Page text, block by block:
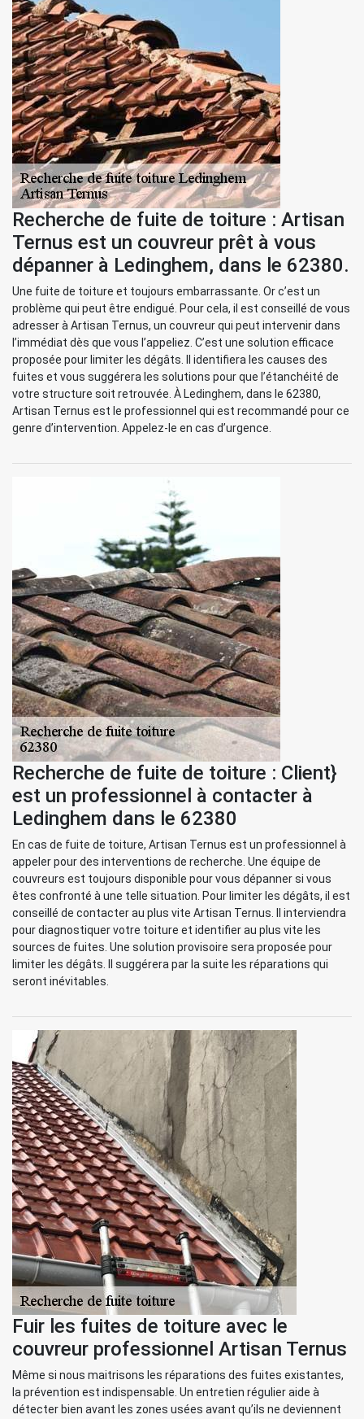
Recherche de fuite de toiture : Artisan
Ternus est un couvreur prêt à vous
dépanner à Ledinghem, dans le 62380.
Une fuite de toiture et toujours embarrassante. Or c’est un
problème qui peut être endigué. Pour cela, il est conseillé de vous
adresser à Artisan Ternus, un couvreur qui peut intervenir dans
l’immédiat dès que vous l’appeliez. C’est une solution efficace
proposée pour limiter les dégâts. Il identifiera les causes des
fuites et vous suggérera les solutions pour que l’étanchéité de
votre structure soit retrouvée. À Ledinghem, dans le 62380,
Artisan Ternus est le professionnel qui est recommandé pour ce
genre d’intervention. Appelez-le en cas d’urgence.
Recherche de fuite de toiture : Client}
est un professionnel à contacter à
Ledinghem dans le 62380
En cas de fuite de toiture, Artisan Ternus est un professionnel à
appeler pour des interventions de recherche. Une équipe de
couvreurs est toujours disponible pour vous dépanner si vous
êtes confronté à une telle situation. Pour limiter les dégâts, il est
conseillé de contacter au plus vite Artisan Ternus. Il interviendra
pour diagnostiquer votre toiture et identifier au plus vite les
sources de fuites. Une solution provisoire sera proposée pour
limiter les dégâts. Il suggérera par la suite les réparations qui
seront inévitables.
Fuir les fuites de toiture avec le
couvreur professionnel Artisan Ternus
Même si nous maitrisons les réparations des fuites existantes,
la prévention est indispensable. Un entretien régulier aide à
détecter bien avant les zones usées avant qu’ils ne deviennent